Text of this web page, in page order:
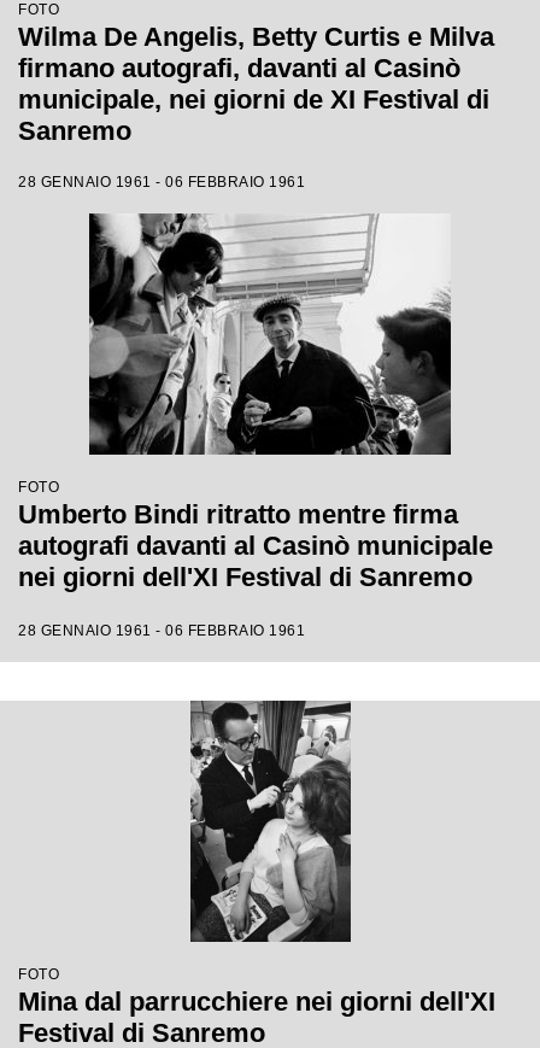
FOTO
Wilma De Angelis, Betty Curtis e Milva
firmano autografi, davanti al Casinò
municipale, nei giorni de XI Festival di
Sanremo
28 GENNAIO 1961 - 06 FEBBRAIO 1961
FOTO
Umberto Bindi ritratto mentre firma
autografi davanti al Casinò municipale
nei giorni dell'XI Festival di Sanremo
28 GENNAIO 1961 - 06 FEBBRAIO 1961
FOTO
Mina dal parrucchiere nei giorni dell'XI
Festival di Sanremo